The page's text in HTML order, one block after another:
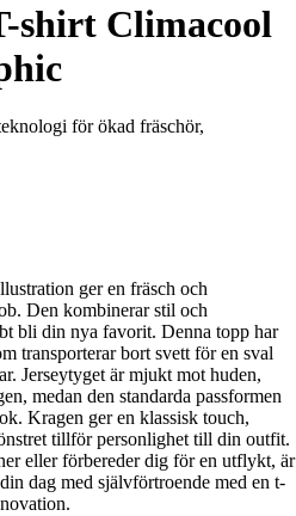
shirt Climacool
för ökad fräschör,
ger en fräsch och
Den kombinerar stil och
bli din nya favorit. Denna topp har
transporterar bort svett för en sval
Jerseytyget är mjukt mot huden,
medan den standarda passformen
Kragen ger en klassisk touch,
tillför personlighet till din outfit.
eller förbereder dig för en utflykt, är
dag med självförtroende med en t-